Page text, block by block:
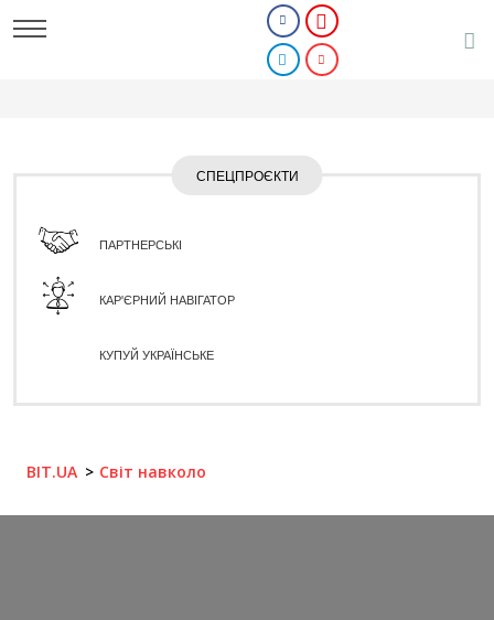
СПЕЦПРОЄКТИ
ПАРТНЕРСЬКІ
КАР'ЄРНИЙ НАВІГАТОР
КУПУЙ УКРАЇНСЬКЕ
BIT.UA Світ навколо